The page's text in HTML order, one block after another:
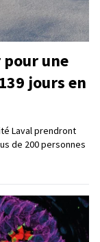
une
jours en
Laval prendront
de 200 personnes